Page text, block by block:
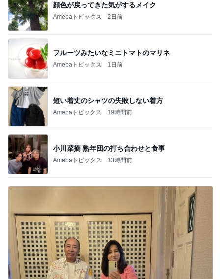
顔色が戻ってきた気がするメイク
Amebaトピックス 2日前
フルーツみたいなミニトマトのマリネ
Amebaトピックス 1日前
短い着丈のシャツの失敗しない着方
Amebaトピックス 19時間前
小川菜摘 熟年団の打ち合わせと食事
Amebaトピックス 13時間前